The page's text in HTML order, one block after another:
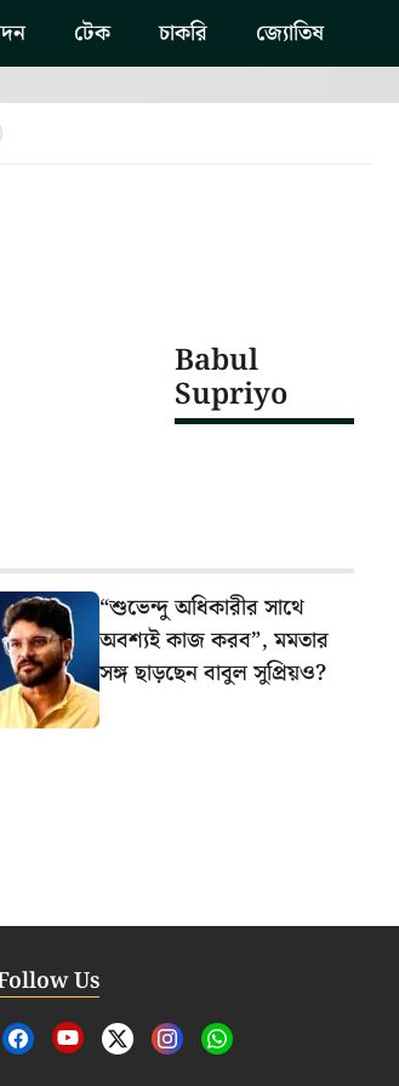
টেক চাকরি জ্যোতিষ
Babul
Supriyo
“শুভেন্দু অধিকারীর সাথে
অবশ্যই কাজ করব”, মমতার
সঙ্গ ছাড়ছেন বাবুল সুপ্রিয়ও?
Us